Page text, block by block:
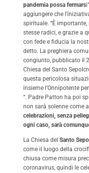
pandemia possa fermars
aggiungere che
spirituale. “È
stesse radici, e grazie a
con fede e fiducia la
detto. La preghiera
congiunto, pubblicato il
Chiesa del Santo
questa pericolosa
insieme l’Onnipotente
“. Padre Patton ha poi
non sarà solenne come
celebrazioni, senza
ogni caso, sarà
La Chiesa del Santo
come il luogo della
chiusa come misura
coronavirus, quindi le